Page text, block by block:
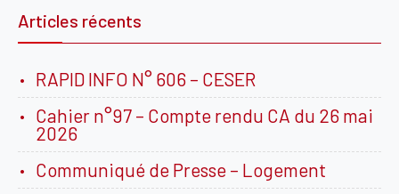
Articles récents
RAPID INFO N° 606 – CESER
Cahier n°97 – Compte rendu CA du 26 mai
2026
Communiqué de Presse – Logement